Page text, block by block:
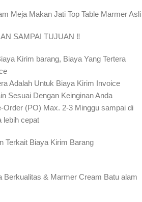
Meja Makan Jati Top Table Marmer Asli
SAMPAI TUJUAN ‼
Kirim barang, Biaya Yang Tertera
Adalah Untuk Biaya Kirim Invoice
Sesuai Dengan Keinginan Anda
Order (PO) Max. 2-3 Minggu sampai di
lebih cepat⁣⁣
Terkait Biaya Kirim Barang
Berkualitas & Marmer Cream Batu alam